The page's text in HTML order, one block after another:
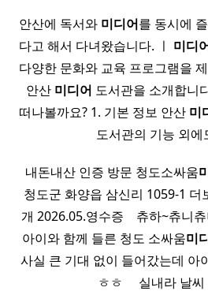
안산에 독서와 미디어를 동시에
다고 해서 다녀왔습니다. ㅣ 미디
다양한 문화와 교육 프로그램을
안산 미디어 도서관을 소개합니
떠나볼까요? 1. 기본 정보 안산 미
도서관의 기능 외
내돈내산 인증 방문 청도소싸움
청도군 화양읍 삼신리 1059-1 더
개 2026.05.영수증 ​ ​ ​ 츄하~츄니
아이와 함께 들른 청도 소싸움미
사실 큰 기대 없이 들어갔는데 아
ㅎㅎ ​ ​ ​ ​ 실내라 날